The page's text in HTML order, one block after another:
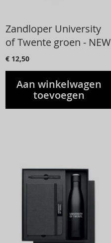
Zandloper University
of Twente groen - NEW
€ 12,50
Aan winkelwagen
toevoegen